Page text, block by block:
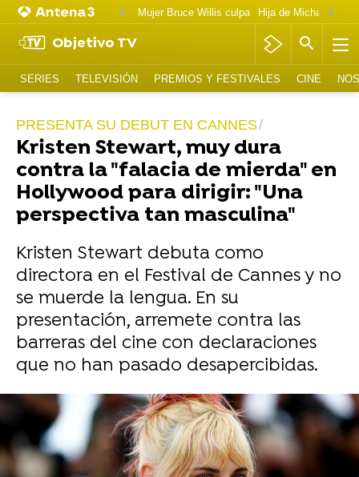
Mujer Bruce Willis culpa
Objetivo TV
SERIES TELEVISIÓN PREMIOS Y FESTIVALES CINE
PRESENTA SU DEBUT EN CANNES
Kristen Stewart, muy dura
contra la "falacia de mierda" en
Hollywood para dirigir: "Una
perspectiva tan masculina"
Kristen Stewart debuta como
directora en el Festival de Cannes y no
se muerde la lengua. En su
presentación, arremete contra las
barreras del cine con declaraciones
que no han pasado desapercibidas.
Reuters
Así fueron los vestidos de novia de Kristen
Stewart y su mujer: Comparten fotos de la